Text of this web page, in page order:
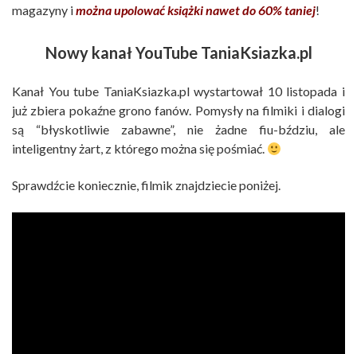
magazyny imożna upolować książki nawet do 60% taniej!
Nowy kanał YouTube TaniaKsiazka.pl
Kanał You tube TaniaKsiazka.pl wystartował 10 listopada i
już zbiera pokaźne grono fanów. Pomysły na filmiki i dialogi
są “błyskotliwie zabawne”, nie żadne fiu-bździu, ale
inteligentny żart, z którego można się pośmiać.
Sprawdźcie koniecznie, filmik znajdziecie poniżej.